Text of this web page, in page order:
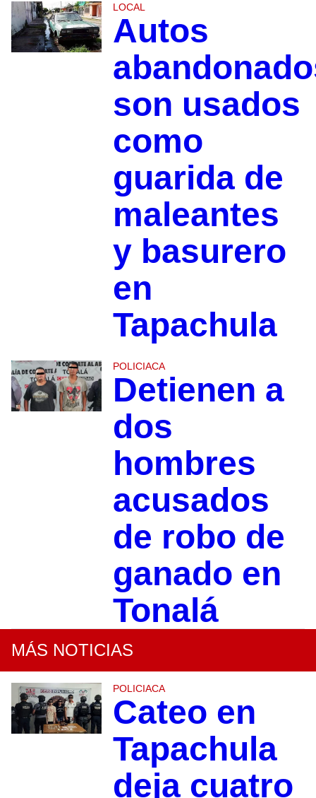
LOCAL
Autos
son usados
como
guarida de
maleantes
y basurero
en
Tapachula
POLICIACA
Detienen a
dos
hombres
acusados
de robo de
ganado en
Tonalá
MÁS NOTICIAS
POLICIACA
Cateo en
Tapachula
deja cuatro